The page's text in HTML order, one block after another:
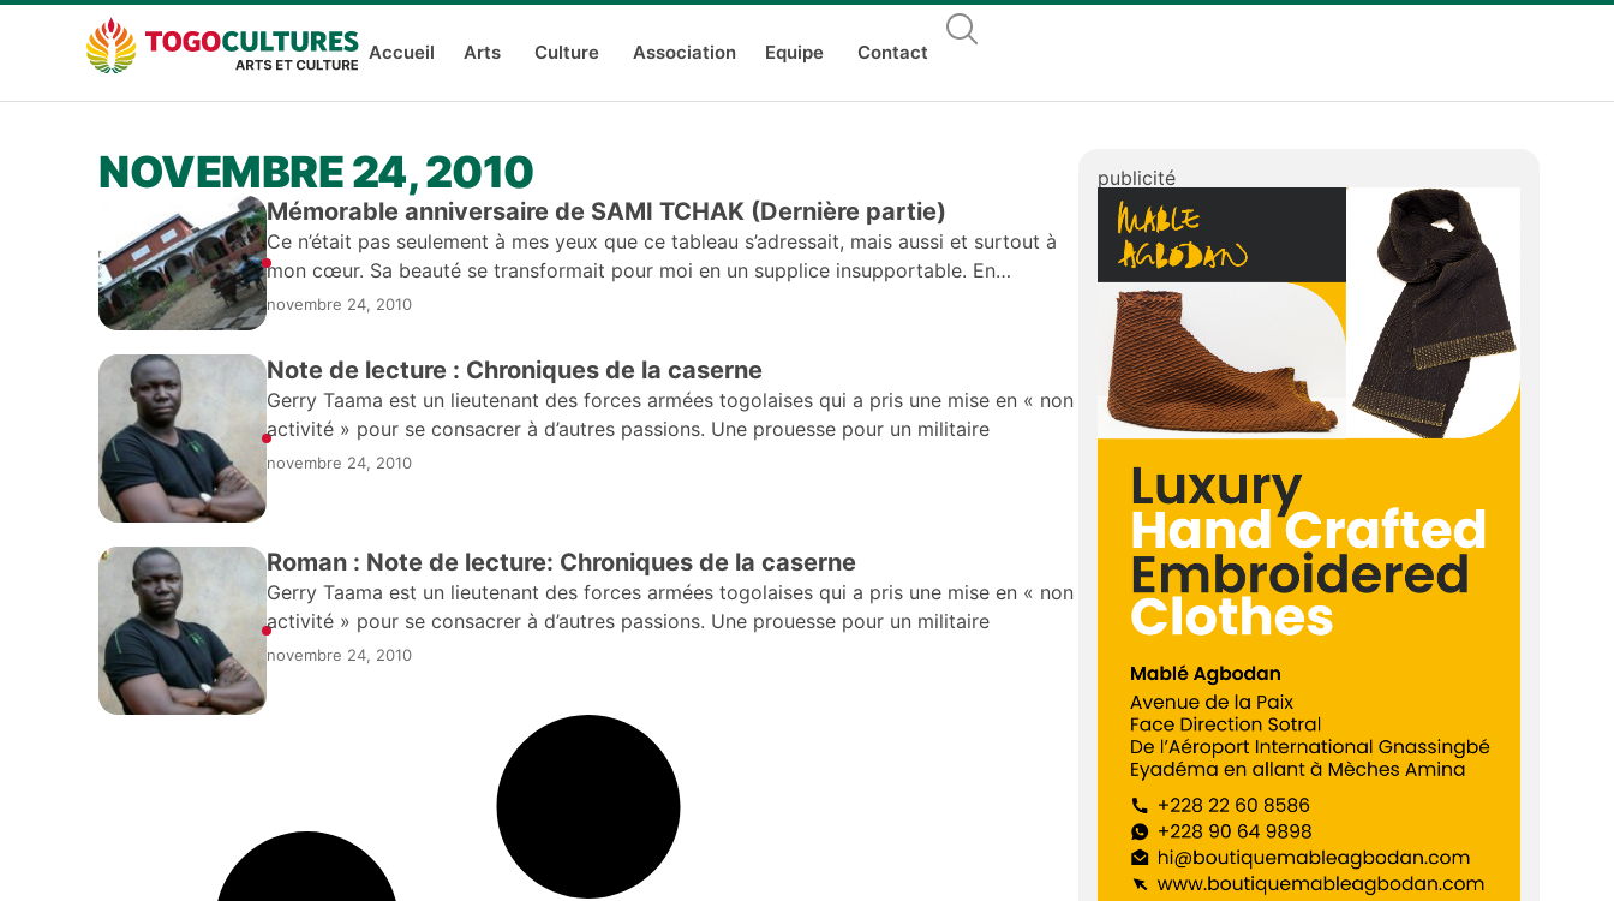
Accueil Arts Culture Association Equipe Contact
NOVEMBRE 24, 2010
Mémorable anniversaire de SAMI TCHAK (Dernière partie)
Ce n’était pas seulement à mes yeux que ce tableau s’adressait, mais aussi et surtout à
mon cœur. Sa beauté se transformait pour moi en un supplice insupportable. En
l’accrochant
novembre 24, 2010
Note de lecture : Chroniques de la caserne
Gerry Taama est un lieutenant des forces armées togolaises qui a pris une mise en « non
activité » pour se consacrer à d’autres passions. Une prouesse pour un militaire
novembre 24, 2010
Roman : Note de lecture: Chroniques de la caserne
Gerry Taama est un lieutenant des forces armées togolaises qui a pris une mise en « non
activité » pour se consacrer à d’autres passions. Une prouesse pour un militaire
novembre 24, 2010
publicité